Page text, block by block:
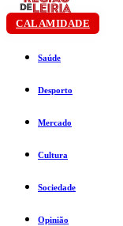
CALAMIDADE
Saúde
Desporto
Mercado
Cultura
Sociedade
Opinião